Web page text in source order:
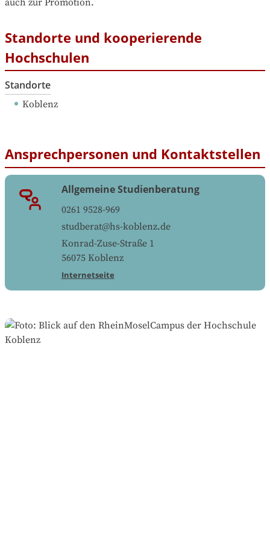
Standorte und kooperierende
Hochschulen
Standorte
Koblenz
Ansprechpersonen und Kontaktstellen
Allgemeine Studienberatung
0261 9528-969
studberat@hs-koblenz.de
Konrad-Zuse-Straße 1
56075 Koblenz
Internetseite